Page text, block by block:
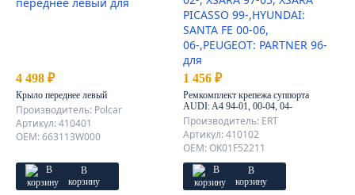
4 498 ₽
Крыло переднее левый
Производитель: Polcar
Артикул: 410401
OEM: 663113W000
В
корзину
1 456 ₽
Ремкомплект крепежа суппорта
AUDI: A4 94-01, 00-04, 04-
08,CITROEN: BERLINGO 96-,
C2 03-, C3 02-, XSARA 97-05,
XSARA PICASSO
99-,HYUNDAI: SANTA FE 00-
06, 06-,PEUGEOT: PARTNER
96-
Производитель: ERT
Артикул: 410102
OEM: OK01F52211
В
корзину